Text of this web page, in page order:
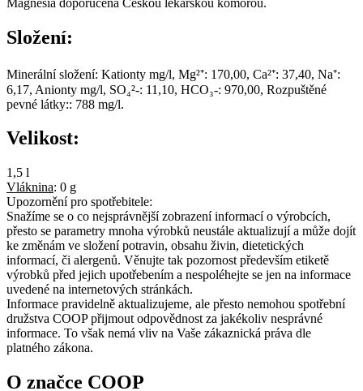
Složení:
Minerální složení: Kationty mg/l, Mg²⁺: 170,00, Ca²⁺: 37,40, Na⁺:
6,17, Anionty mg/l, SO₄²-: 11,10, HCO₃-: 970,00, Rozpuštěné
pevné látky:: 788 mg/l.
Velikost:
1,5 l
Vláknina: 0 g
Upozornění pro spotřebitele:
Snažíme se o co nejsprávnější zobrazení informací o výrobcích,
přesto se parametry mnoha výrobků neustále aktualizují a může dojít
ke změnám ve složení potravin, obsahu živin, dietetických
informací, či alergenů. Věnujte tak pozornost především etiketě
výrobků před jejich upotřebením a nespoléhejte se jen na informace
uvedené na internetových stránkách.
Informace pravidelně aktualizujeme, ale přesto nemohou spotřební
družstva COOP přijmout odpovědnost za jakékoliv nesprávné
informace. To však nemá vliv na Vaše zákaznická práva dle
platného zákona.
O značce COOP